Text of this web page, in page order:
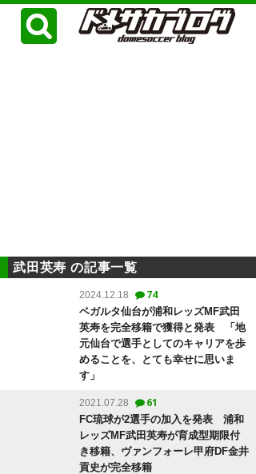
武田英寿 の記事一覧
2024.12.18 74
ベガルタ仙台が浦和レッズMF武田
英寿を完全移籍で獲得と発表 「地
元仙台で選手としてのキャリアを歩
めることを、とても幸せに思いま
す」
2021.07.28 61
FC琉球が2選手の加入を発表 浦和
レッズMF武田英寿が育成型期限付
き移籍、ヴァンフォーレ甲府DF金井
貢史が完全移籍